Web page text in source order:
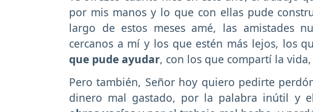
por mis manos y lo que con ellas pude
largo de estos meses amé, las amistades
cercanos a mí y los que estén más lejos, los
que pude ayudar, con los que compartí la
Pero también, Señor hoy quiero pedirte
dinero mal gastado, por la palabra inútil y